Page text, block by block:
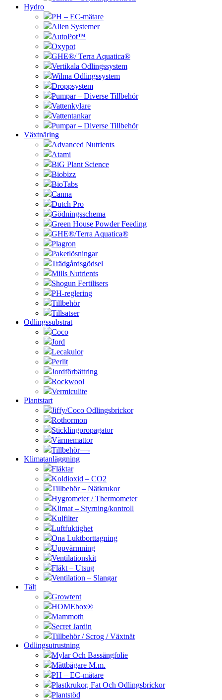
Hydro
PH – EC-mätare
Alien Systemer
AutoPot™
Oxypot
GHE®/ Terra Aquatica®
Vertikala Odlingssystem
Wilma Odlingssystem
Droppsystem
Pumpar – Diverse Tillbehör
Vattenkylare
Vattentankar
Pumpar – Diverse Tillbehör
Växtnäring
Advanced Nutrients
Atami
BiG Plant Science
Biobizz
BioTabs
Canna
Dutch Pro
Gödningsschema
Green House Powder Feeding
GHE®/Terra Aquatica®
Plagron
Paketlösningar
Trädgårdsgödsel
Mills Nutrients
Shogun Fertilisers
PH-reglering
Tillbehör
Tillsatser
Odlingssubstrat
Coco
Jord
Lecakulor
Perlit
Jordförbättring
Rockwool
Vermiculite
Plantstart
Jiffy/Coco Odlingsbrickor
Rothormon
Sticklingpropagator
Värmemattor
Tillbehör—-
Klimatanläggning
Fläktar
Koldioxid – CO2
Tillbehör – Nätkrukor
Hygrometer / Thermometer
Klimat – Styrning/kontroll
Kulfilter
Luftfuktighet
Ona Luktborttagning
Uppvärmning
Ventilationskit
Fläkt – Utsug
Ventilation – Slangar
Tält
Growtent
HOMEbox®
Mammoth
Secret Jardin
Tillbehör / Scrog / Växtnät
Odlingsutrustning
Mylar Och Bassängfolie
Måttbägare M.m.
PH – EC-mätare
Plastkrukor, Fat Och Odlingsbrickor
Plantstöd